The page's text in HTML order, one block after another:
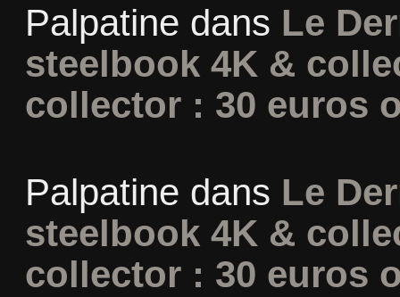
Palpatine dans Le
steelbook 4K &
collector : 30 euros
Palpatine dans Le
steelbook 4K &
collector : 30 euros